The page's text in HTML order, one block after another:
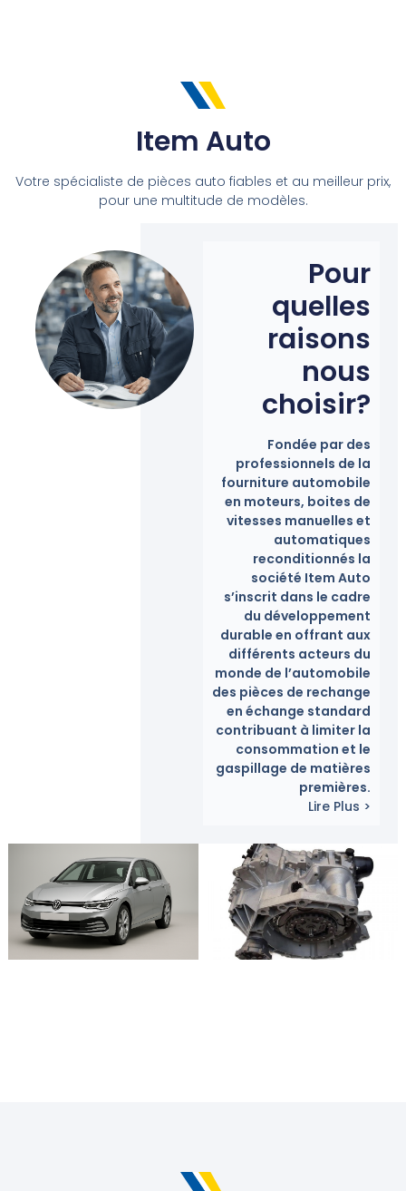
Item Auto
Votre spécialiste de pièces auto fiables et au meilleur prix,
pour une multitude de modèles.
Pour
quelles
raisons
nous
choisir?
Fondée par des
professionnels de la
fourniture automobile
en moteurs, boites de
vitesses manuelles et
automatiques
reconditionnés la
société Item Auto
s’inscrit dans le cadre
du développement
durable en offrant aux
différents acteurs du
monde de l’automobile
des pièces de rechange
en échange standard
contribuant à limiter la
consommation et le
gaspillage de matières
premières.
Lire Plus >